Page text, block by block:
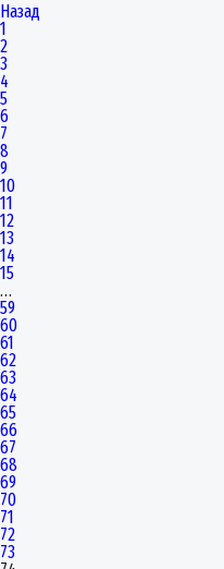
Назад
1
2
3
4
5
6
7
8
9
10
11
12
13
14
15
…
59
60
61
62
63
64
65
66
67
68
69
70
71
72
73